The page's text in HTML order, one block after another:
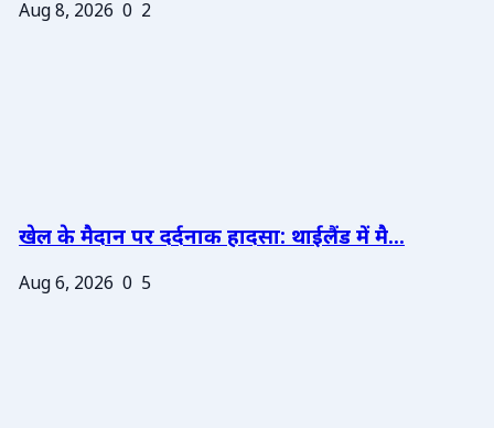
Aug 8, 2026 0 2
खेल के मैदान पर दर्दनाक हादसा: थाईलैंड में मै...
Aug 6, 2026 0 5